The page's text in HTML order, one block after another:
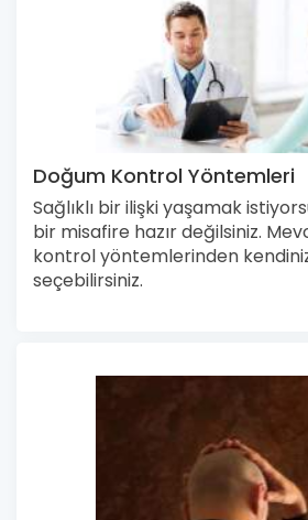
Doğum Kontrol Yöntemleri
Sağlıklı bir ilişki yaşamak
bir misafire hazır değilsiniz.
kontrol yöntemlerinden
seçebilirsiniz.